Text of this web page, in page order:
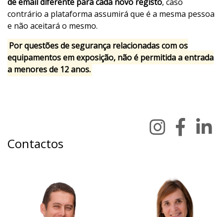
contrário a plataforma assumirá que é a mesma pessoa
e não aceitará o mesmo.
Por questões de segurança relacionadas com os
equipamentos em exposição, não é permitida a entrada
a menores de 12 anos.
Contactos